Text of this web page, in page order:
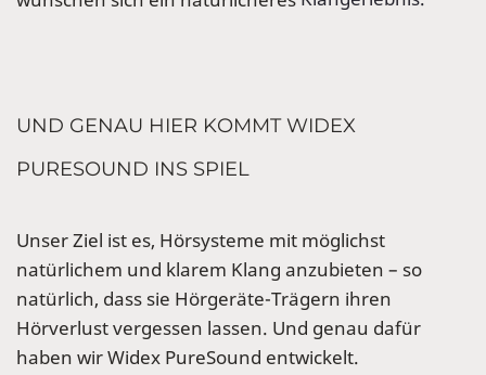
UND GENAU HIER KOMMT WIDEX
PURESOUND INS SPIEL
Unser Ziel ist es, Hörsysteme mit möglichst
natürlichem und klarem Klang anzubieten – so
natürlich, dass sie Hörgeräte-Trägern ihren
Hörverlust vergessen lassen. Und genau dafür
haben wir Widex PureSound entwickelt.